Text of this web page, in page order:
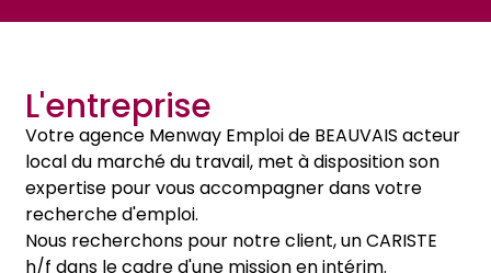
L'entreprise
Votre agence Menway Emploi de BEAUVAIS acteur
local du marché du travail, met à disposition son
expertise pour vous accompagner dans votre
recherche d'emploi.
Nous recherchons pour notre client, un CARISTE
h/f dans le cadre d'une mission en intérim.